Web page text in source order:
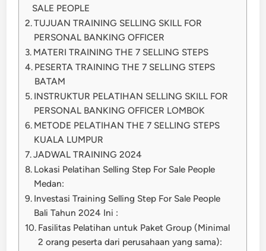
SALE PEOPLE
TUJUAN TRAINING SELLING SKILL FOR
PERSONAL BANKING OFFICER
MATERI TRAINING THE 7 SELLING STEPS
PESERTA TRAINING THE 7 SELLING STEPS
BATAM
INSTRUKTUR PELATIHAN SELLING SKILL FOR
PERSONAL BANKING OFFICER LOMBOK
METODE PELATIHAN THE 7 SELLING STEPS
KUALA LUMPUR
JADWAL TRAINING 2024
Lokasi Pelatihan Selling Step For Sale People
Medan:
Investasi Training Selling Step For Sale People
Bali Tahun 2024 Ini :
Fasilitas Pelatihan untuk Paket Group (Minimal
2 orang peserta dari perusahaan yang sama):